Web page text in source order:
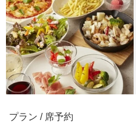
プラン / 席予約